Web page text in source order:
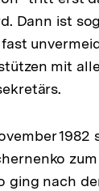
Dann ist
mit
ging nach